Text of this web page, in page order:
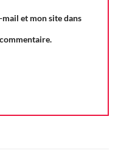
et mon site dans